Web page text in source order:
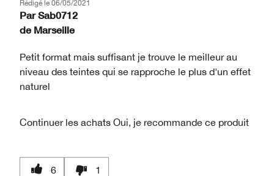
Rédigé le 06/05/2021
Par Sab0712
de Marseille
Petit format mais suffisant je trouve le meilleur au
niveau des teintes qui se rapproche le plus d'un effet
naturel
Continuer les achats Oui, je recommande ce produit
6 1